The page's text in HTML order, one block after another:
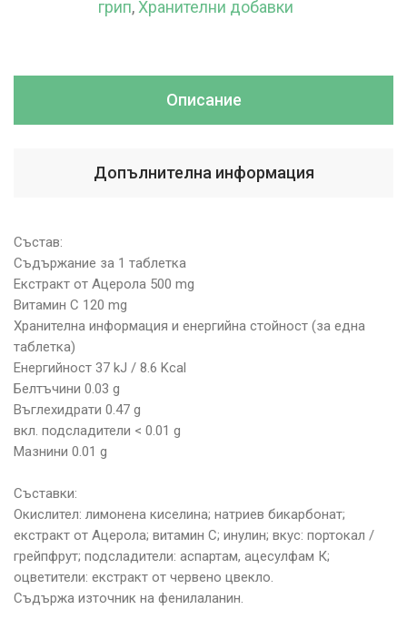
грип, Хранителни добавки
Описание
Допълнителна информация
Състав:
Съдържание за 1 таблетка
Екстракт от Ацерола 500 mg
Витамин С 120 mg
Хранителна информация и енергийна стойност (за една
таблетка)
Енергийност 37 kJ / 8.6 Kcal
Белтъчини 0.03 g
Въглехидрати 0.47 g
вкл. подсладители < 0.01 g
Мазнини 0.01 g
Съставки:
Окислител: лимонена киселина; натриев бикарбонат;
екстракт от Ацерола; витамин С; инулин; вкус: портокал /
грейпфрут; подсладители: аспартам, ацесулфам К;
оцветители: екстракт от червено цвекло.
Съдържа източник на фенилаланин.